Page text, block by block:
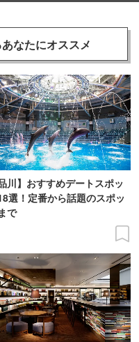
あなたにオススメ
品川】おすすめデートスポッ
選！定番から話題のスポッ
で